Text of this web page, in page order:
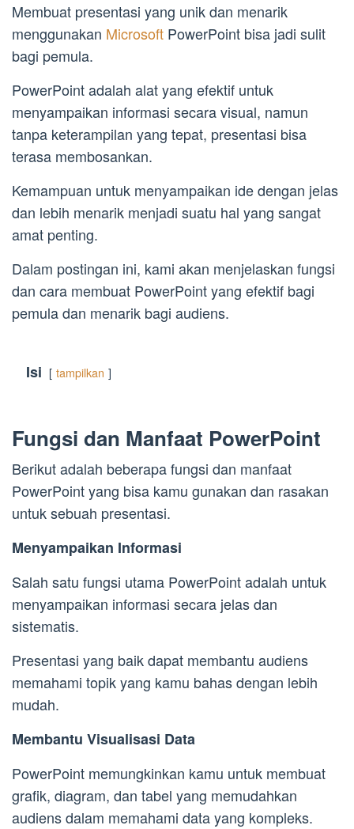
Membuat presentasi yang unik dan menarik
menggunakan Microsoft PowerPoint bisa jadi sulit
bagi pemula.
PowerPoint adalah alat yang efektif untuk
menyampaikan informasi secara visual, namun
tanpa keterampilan yang tepat, presentasi bisa
terasa membosankan.
Kemampuan untuk menyampaikan ide dengan jelas
dan lebih menarik menjadi suatu hal yang sangat
amat penting.
Dalam postingan ini, kami akan menjelaskan fungsi
dan cara membuat PowerPoint yang efektif bagi
pemula dan menarik bagi audiens.
Isi tampilkan
Fungsi dan Manfaat PowerPoint
Berikut adalah beberapa fungsi dan manfaat
PowerPoint yang bisa kamu gunakan dan rasakan
untuk sebuah presentasi.
Menyampaikan Informasi
Salah satu fungsi utama PowerPoint adalah untuk
menyampaikan informasi secara jelas dan
sistematis.
Presentasi yang baik dapat membantu audiens
memahami topik yang kamu bahas dengan lebih
mudah.
Membantu Visualisasi Data
PowerPoint memungkinkan kamu untuk membuat
grafik, diagram, dan tabel yang memudahkan
audiens dalam memahami data yang kompleks.